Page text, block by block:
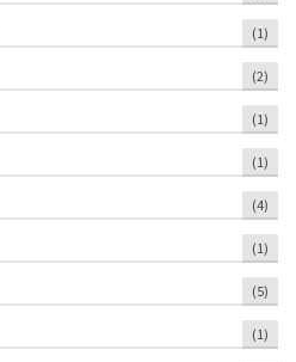
(1)
(2)
(1)
(1)
(4)
(1)
(5)
(1)